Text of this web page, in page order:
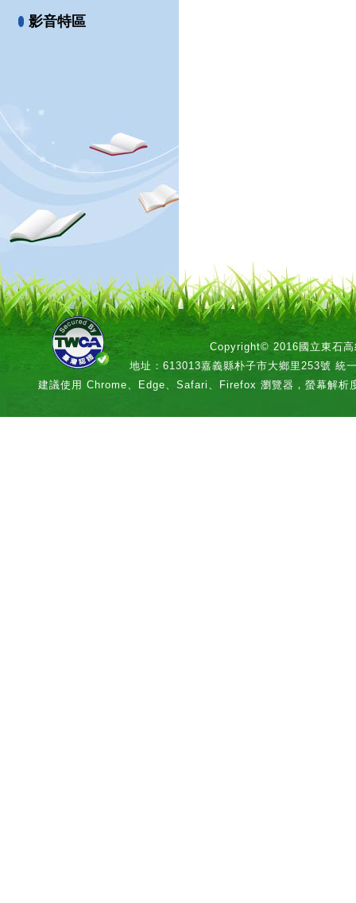
影音特區
Copyright© 2016國立東石高
地址：613013嘉義縣朴子市大鄉里253號 統
建議使用 Chrome、Edge、Safari、Firefox 瀏覽器，螢幕解